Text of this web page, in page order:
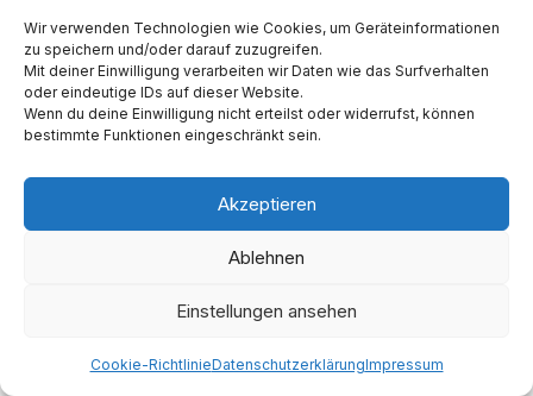
Wir verwenden Technologien wie Cookies, um Geräteinformationen
zu speichern und/oder darauf zuzugreifen.
Mit deiner Einwilligung verarbeiten wir Daten wie das Surfverhalten
oder eindeutige IDs auf dieser Website.
Wenn du deine Einwilligung nicht erteilst oder widerrufst, können
bestimmte Funktionen eingeschränkt sein.
Akzeptieren
Ablehnen
Einstellungen ansehen
Cookie-RichtlinieDatenschutzerklärungImpressum
ChatGPT Images: Wie KI-
Bildgenerierung zum echten Content-
Tool wird
Alle Themen zu KI / VonAnne/23. April 2026